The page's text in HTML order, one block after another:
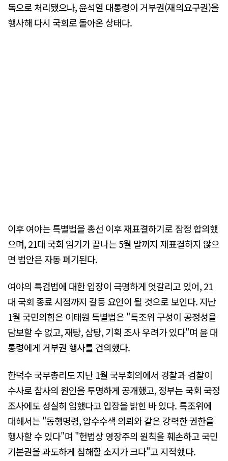
독으로 처리됐으나, 윤석열 대통령이 거부권(재의요구권)을
행사해 다시 국회로 돌아온 상태다.
이후 여야는 특별법을 총선 이후 재표결하기로 잠정 합의했
으며, 21대 국회 임기가 끝나는 5월 말까지 재표결하지 않으
면 법안은 자동 폐기된다.
여야의 특검법에 대한 입장이 극명하게 엇갈리고 있어, 21
대 국회 종료 시점까지 갈등 요인이 될 것으로 보인다. 지난
1월 국민의힘은 이태원 특별법은 "특조위 구성이 공정성을
담보할 수 없고, 재탕, 삼탕, 기획 조사 우려가 있다"며 윤 대
통령에게 거부권 행사를 건의했다.
한덕수 국무총리도 지난 1월 국무회의에서 경찰과 검찰이
수사로 참사의 원인을 투명하게 공개했고, 정부는 국회 국정
조사에도 성실히 임했다고 입장을 밝힌 바 있다. 특조위에
대해서는 "동행명령, 압수수색 의뢰와 같은 강력한 권한을
행사할 수 있다"며 "헌법상 영장주의 원칙을 훼손하고 국민
기본권을 과도하게 침해할 소지가 크다"고 지적했다.